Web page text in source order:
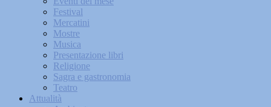
Festival
Mercatini
Mostre
Musica
Presentazione libri
Religione
Sagra e gastronomia
Teatro
Attualità